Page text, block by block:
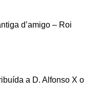
d’amigo – Roi
a D. Alfonso X o